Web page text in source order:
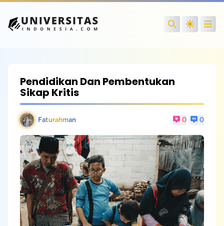
Search
Pendidikan Dan Pembentukan
Sikap Kritis
Faturahman 0 0